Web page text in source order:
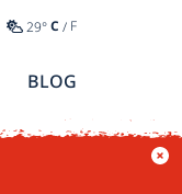
29°C / F
BLOG